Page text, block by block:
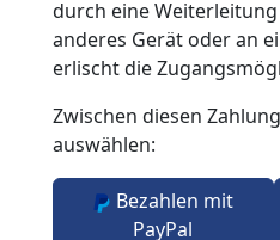
durch eine Weiterleitung
anderes Gerät oder an
erlischt die
Zwischen diesen
auswählen:
Bezahlen mit
PayPal